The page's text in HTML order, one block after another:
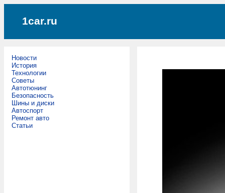
1car.ru
Новости
История
Технологии
Советы
Автотюнинг
Безопасность
Шины и диски
Автоспорт
Ремонт авто
Статьи